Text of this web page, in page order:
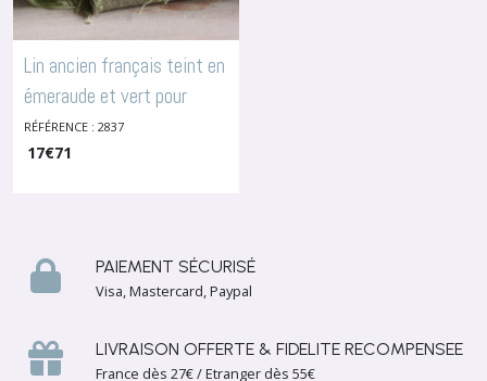
Lin ancien français teint en
émeraude et vert pour
broderie, 2837
Teints
RÉFÉRENCE : 2837
17€71
PAIEMENT SÉCURISÉ
Visa, Mastercard, Paypal
LIVRAISON OFFERTE & FIDELITE RECOMPENSEE
France dès 27€ / Etranger dès 55€